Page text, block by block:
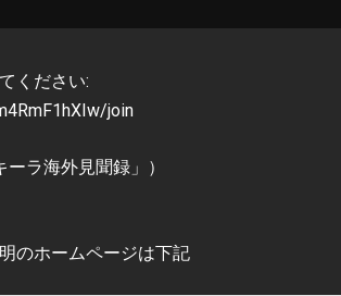
ください:
join
ラ海外見聞録」）
のホームページは下記